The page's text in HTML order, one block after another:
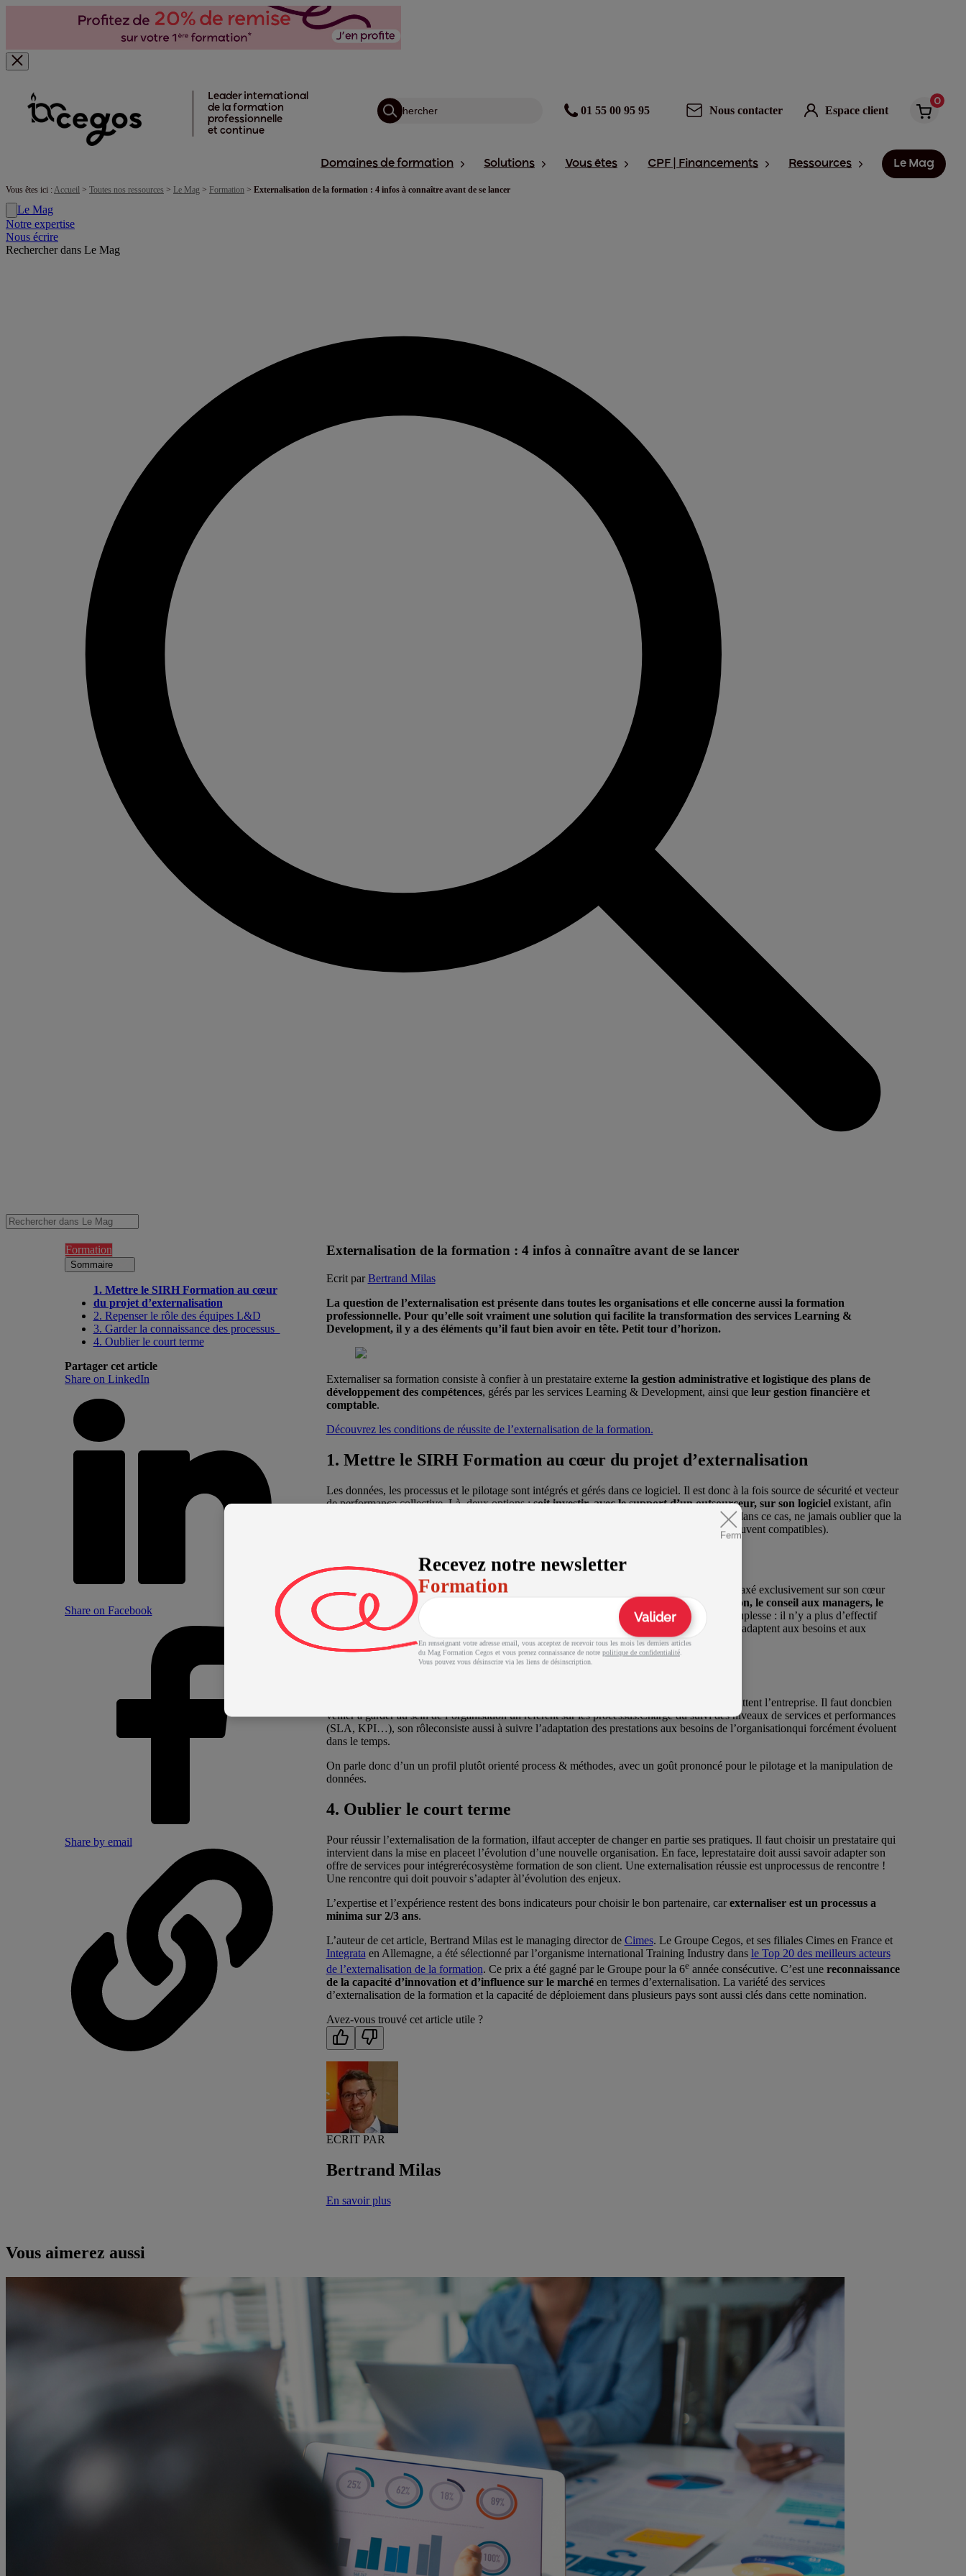
Leader international
de la formation
professionnelle
et continue
01 55 00 95 95 Nous contacter Espace client
0
Domaines de formation Solutions Vous êtes CPF | Financements Ressources Le Mag
Vous êtes ici :Accueil > Toutes nos ressources > Le Mag > Formation > Externalisation de la formation : 4 infos à connaître avant de se lancer
Le Mag
Notre expertise
Nous écrire
Rechercher dans Le Mag
Fermer
Recevez notre newsletter
Formation
Valider
En renseignant votre adresse email, vous acceptez de recevoir tous les mois les derniers articles
du Mag Formation Cegos et vous prenez connaissance de notre politique de confidentialité.
Vous pouvez vous désinscrire via les liens de désinscription.
Formation
Sommaire
1. Mettre le SIRH Formation au cœur
du projet d’externalisation
2. Repenser le rôle des équipes L&D
3. Garder la connaissance des processus
4. Oublier le court terme
Partager cet article
Share on LinkedIn
Share on Facebook
Share by email
Externalisation de la formation : 4 infos à connaître avant de se lancer
Ecrit parBertrand Milas
La question de l’externalisation est présente dans toutes les organisations et elle concerne aussi la formation
professionnelle. Pour qu’elle soit vraiment une solution qui facilite la transformation des services Learning &
Development, il y a des éléments qu’il faut bien avoir en tête. Petit tour d’horizon.
Externaliser sa formation consiste à confier à un prestataire externe la gestion administrative et logistique des plans de
développement des compétences, gérés par les services Learning & Development, ainsi que leur gestion financière et
comptable.
Découvrez les conditions de réussite de l’externalisation de la formation.
1. Mettre le SIRH Formation au cœur du projet d’externalisation
Les données, les processus et le pilotage sont intégrés et gérés dans ce logiciel. Il est donc à la fois source de sécurité et vecteur
de performance collective. Là, deux options :soit investir, avec le support d’un outsourceur, sur son logicielexistant, afin
. Et dans ce cas, ne jamais oublier que la
performance fonctionnelle doit primer sur la performance visuelle (même si les deux sont souvent compatibles).
2. Repenser le rôle des équipes L&D
Externaliser la gestion de la formation, c’est transformer le département L&D en un service axé exclusivement sur son cœur
business. L es équipes voient leur rôle évoluer vers la transformation de l’offre formation, le conseil aux managers, le
support formation pour le business
. L’ensemble de l’organisation gagne également en souplesse : il n’y a plus d’effectif
affecté à ces tâches, mais une prestation de services externe dont l’activité et la facturation s’adaptent aux besoins et aux
volumes de formation année après année.
3. Garder la connaissance des processus
En choisissant l’externalisation, un transfert desprocessus s’opère, et à terme, des savoirs quittent l’entreprise. Il faut doncbien
veiller à garder au sein de l’organisation un référent sur les processus.Chargé du suivi des niveaux de services et performances
(SLA, KPI…), son rôleconsiste aussi à suivre l’adaptation des prestations aux besoins de l’organisationqui forcément évoluent
dans le temps.
On parle donc d’un un profil plutôt orienté process & méthodes, avec un goût prononcé pour le pilotage et la manipulation de
données.
4. Oublier le court terme
Pour réussir l’externalisation de la formation, ilfaut accepter de changer en partie ses pratiques. Il faut choisir un prestataire qui
intervient dans la mise en placeet l’évolution d’une nouvelle organisation. En face, leprestataire doit aussi savoir adapter son
offre de services pour intégrerécosystème formation de son client. Une externalisation réussie est unprocessus de rencontre !
Une rencontre qui doit pouvoir s’adapter àl’évolution des enjeux.
L’expertise et l’expérience restent des bons indicateurs pour choisir le bon partenaire, carexternaliser est un processus a
minima sur 2/3 ans.
L’auteur de cet article, Bertrand Milas est le managing director de Cimes. Le Groupe Cegos, et ses filiales Cimes en France et
Integrata en Allemagne, a été sélectionné par l’organisme international Training Industry dans le Top 20 des meilleurs acteurs
de l’externalisation de la formation. Ce prix a été gagné par le Groupe pour la 6eannée consécutive. C’est une reconnaissance
de la capacité d’innovation et d’influence sur le marchéen termes d’externalisation. La variété des services
d’externalisation de la formation et la capacité de déploiement dans plusieurs pays sont aussi clés dans cette nomination.
Avez-vous trouvé cet article utile ?
ECRIT PAR
Bertrand Milas
En savoir plus
Vous aimerez aussi